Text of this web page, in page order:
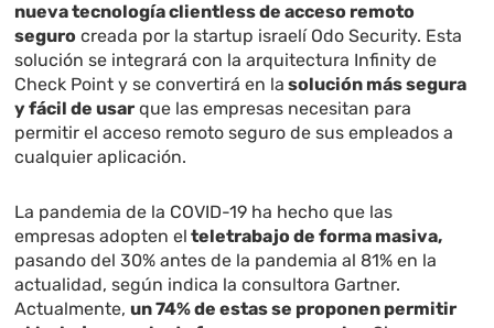
nueva tecnología clientless de acceso remoto
seguro creada por la startup israelí Odo Security. Esta
solución se integrará con la arquitectura Infinity de
Check Point y se convertirá en la solución más segura
y fácil de usar que las empresas necesitan para
permitir el acceso remoto seguro de sus empleados a
cualquier aplicación.
La pandemia de la COVID-19 ha hecho que las
empresas adopten el teletrabajo de forma masiva,
pasando del 30% antes de la pandemia al 81% en la
actualidad, según indica la consultora Gartner.
Actualmente,un 74% de estasse proponen permitir